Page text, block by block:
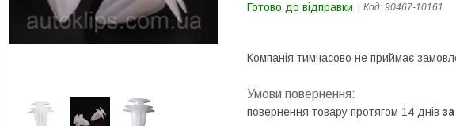
Готово до відправки Код: 90467-10161
Компанія тимчасово не приймає
повернення товару протягом 14 днів